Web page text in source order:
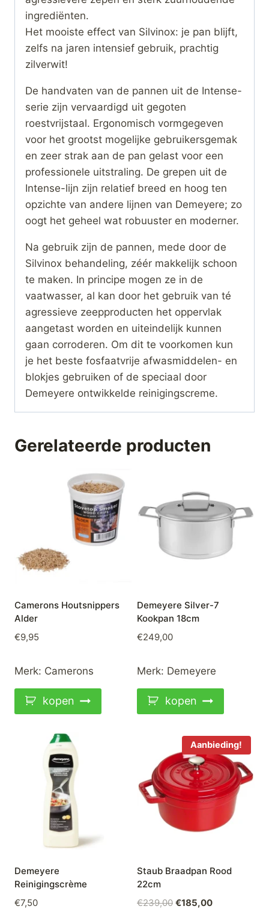
ingrediënten.
Het mooiste effect van Silvinox: je pan blijft,
zelfs na jaren intensief gebruik, prachtig
zilverwit!
De handvaten van de pannen uit de Intense-
serie zijn vervaardigd uit gegoten
roestvrijstaal. Ergonomisch vormgegeven
voor het grootst mogelijke gebruikersgemak
en zeer strak aan de pan gelast voor een
professionele uitstraling. De grepen uit de
Intense-lijn zijn relatief breed en hoog ten
opzichte van andere lijnen van Demeyere; zo
oogt het geheel wat robuuster en moderner.
Na gebruik zijn de pannen, mede door de
Silvinox behandeling, zéér makkelijk schoon
te maken. In principe mogen ze in de
vaatwasser, al kan door het gebruik van té
agressieve zeepproducten het oppervlak
aangetast worden en uiteindelijk kunnen
gaan corroderen. Om dit te voorkomen kun
je het beste fosfaatvrije afwasmiddelen- en
blokjes gebruiken of de speciaal door
Demeyere ontwikkelde reinigingscreme.
Gerelateerde producten
Camerons Houtsnippers
Alder
€9,95
Merk: Camerons
kopen
Demeyere Silver-7
Kookpan 18cm
€249,00
Merk: Demeyere
kopen
Demeyere
Reinigingscrème
€7,50
Aanbieding!
Staub Braadpan Rood
22cm
€239,00 Oorspronkelijke
€185,00Huidige